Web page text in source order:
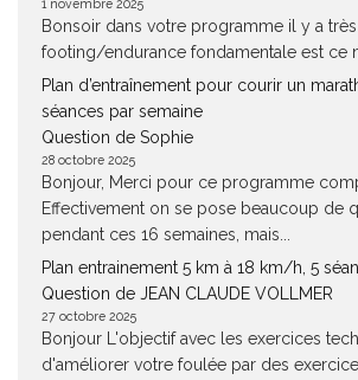
1 novembre 2025
Bonsoir dans votre programme il y a
footing/endurance fondamentale est ce
Plan d’entraînement pour courir un
séances par semaine
Question de Sophie
28 octobre 2025
Bonjour, Merci pour ce programme
Effectivement on se pose beaucoup de
pendant ces 16 semaines, mais...
Plan entrainement 5 km à 18 km/h, 5
Question de JEAN CLAUDE VOLLMER
27 octobre 2025
Bonjour L'objectif avec les exercices
d'améliorer votre foulée par des